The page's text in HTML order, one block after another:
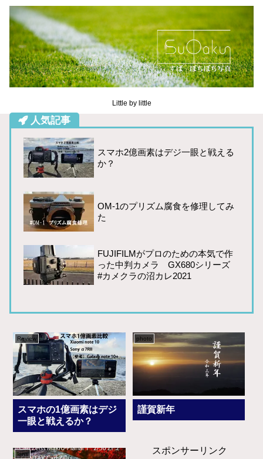
Little by little
人気記事
スマホ2億画素はデジ一眼と戦える
か？
OM-1のプリズム腐食を修理してみ
た
FUJIFILMがプロのための本気で作
った中判カメラ GX680シリーズ
#カメクラの沼カレ2021
Review
スマホの1億画素はデジ
一眼と戦えるか？
photo
謹賀新年
lens スポンサーリンク